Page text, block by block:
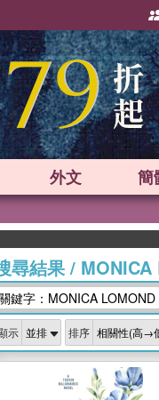
外文 簡
尋結果/ MONICA
鍵字：MONICA LOMOND
示 排序